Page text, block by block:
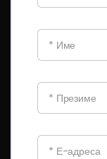
* Име
* Презиме
* Е-адреса